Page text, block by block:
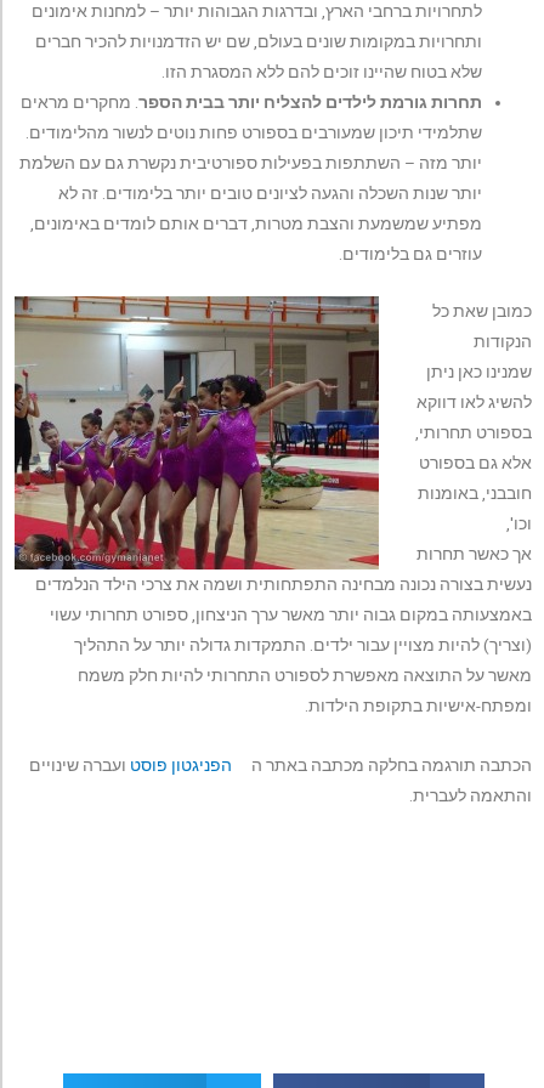
לתחרויות ברחבי הארץ, ובדרגות הגבוהות יותר – למחנות אימונים
ותחרויות במקומות שונים בעולם, שם יש הזדמנויות להכיר חברים
שלא בטוח שהיינו זוכים להם ללא המסגרת הזו.
תחרות גורמת לילדים להצליח יותר בבית הספר . מחקרים מראים
שתלמידי תיכון שמעורבים בספורט פחות נוטים לנשור מהלימודים.
יותר מזה – השתתפות בפעילות ספורטיבית נקשרת גם עם השלמת
יותר שנות השכלה והגעה לציונים טובים יותר בלימודים. זה לא
מפתיע שמשמעת והצבת מטרות, דברים אותם לומדים באימונים,
עוזרים גם בלימודים.
כמובן שאת כל
הנקודות
שמנינו כאן ניתן
להשיג לאו דווקא
בספורט תחרותי,
אלא גם בספורט
חובבני, באומנות
וכו',
אך כאשר תחרות
נעשית בצורה נכונה מבחינה התפתחותית ושמה את צרכי הילד הנלמדים
באמצעותה במקום גבוה יותר מאשר ערך הניצחון, ספורט תחרותי עשוי
(וצריך) להיות מצויין עבור ילדים. התמקדות גדולה יותר על התהליך
מאשר על התוצאה מאפשרת לספורט התחרותי להיות חלק משמח
ומפתח-אישיות בתקופת הילדות.
הכתבה תורגמה בחלקה מכתבה באתר ה הפניגטון פוסט ועברה שינויים
והתאמה לעברית.